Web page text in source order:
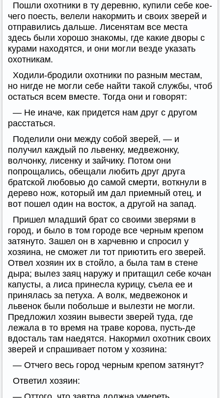
Пошли охотники в ту деревню, купили себе кое-
чего поесть, велели накормить и своих зверей и
отправились дальше. Лисенятам все места
здесь были хорошо знакомы, где какие дворы с
курами находятся, и они могли везде указать
охотникам.
Ходили-бродили охотники по разным местам,
но нигде не могли себе найти такой службы, чтоб
остаться всем вместе. Тогда они и говорят:
— Не иначе, как придется нам друг с другом
расстаться.
Поделили они между собой зверей, — и
получил каждый по львенку, медвежонку,
волчонку, лисенку и зайчику. Потом они
попрощались, обещали любить друг друга
братской любовью до самой смерти, воткнули в
дерево нож, который им дал приемный отец, и
вот пошел один на восток, а другой на запад.
Пришел младший брат со своими зверями в
город, и было в том городе все черным крепом
затянуто. Зашел он в харчевню и спросил у
хозяина, не сможет ли тот приютить его зверей.
Отвел хозяин их в стойло, а была там в стене
дыра; вылез заяц наружу и притащил себе кочан
капусты, а лиса принесла курицу, съела ее и
принялась за петуха. А волк, медвежонок и
львенок были побольше и вылезти не могли.
Предложил хозяин вывести зверей туда, где
лежала в то время на траве корова, пусть-де
вдосталь там наедятся. Накормил охотник своих
зверей и спрашивает потом у хозяина:
— Отчего весь город черным крепом затянут?
Ответил хозяин: